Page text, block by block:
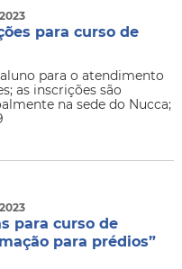
para curso de
para o atendimento
as inscrições são
na sede do Nucca;
para curso de
para prédios”